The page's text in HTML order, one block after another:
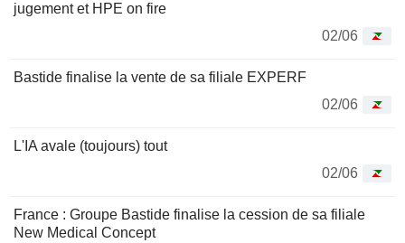
jugement et HPE on fire
02/06
Bastide finalise la vente de sa filiale EXPERF
02/06
L'IA avale (toujours) tout
02/06
France : Groupe Bastide finalise la cession de sa filiale
New Medical Concept